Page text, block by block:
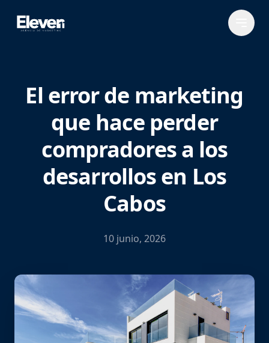
El error de marketing
que hace perder
compradores a los
desarrollos en Los
Cabos
10 junio, 2026